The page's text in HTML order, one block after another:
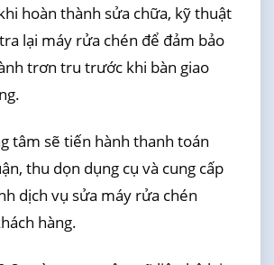
hoàn thành sửa chữa, kỹ thuật
lại máy rửa chén để đảm bảo
trơn tru trước khi bàn giao
tâm sẽ tiến hành thanh toán
thu dọn dụng cụ và cung cấp
dịch vụ sửa máy rửa chén
hàng.